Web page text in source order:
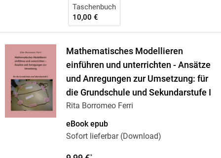
Taschenbuch
10,00 €
Mathematisches Modellieren
einführen und unterrichten - Ansätze
und Anregungen zur Umsetzung: für
die Grundschule und Sekundarstufe I
Rita Borromeo Ferri
eBook epub
Sofort lieferbar (Download)
*